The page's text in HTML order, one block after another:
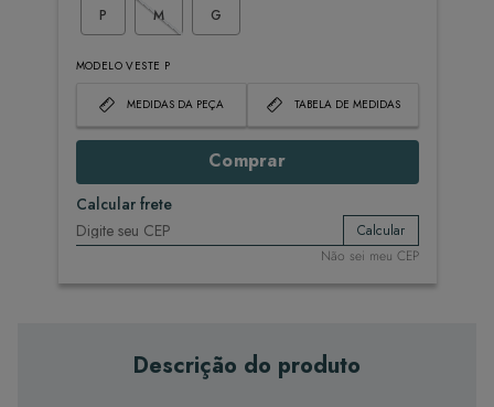
P M G
MODELO VESTE P
MEDIDAS DA PEÇA TABELA DE MEDIDAS
Comprar
Calcular frete
Calcular
Não sei meu CEP
Descrição do produto